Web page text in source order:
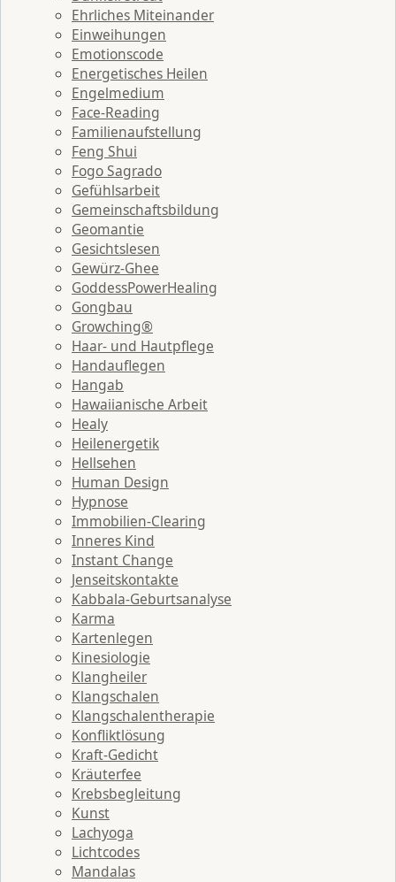
Ehrliches Miteinander
Einweihungen
Emotionscode
Energetisches Heilen
Engelmedium
Face-Reading
Familienaufstellung
Feng Shui
Fogo Sagrado
Gefühlsarbeit
Gemeinschaftsbildung
Geomantie
Gesichtslesen
Gewürz-Ghee
GoddessPowerHealing
Gongbau
Growching®
Haar- und Hautpflege
Handauflegen
Hangab
Hawaiianische Arbeit
Healy
Heilenergetik
Hellsehen
Human Design
Hypnose
Immobilien-Clearing
Inneres Kind
Instant Change
Jenseitskontakte
Kabbala-Geburtsanalyse
Karma
Kartenlegen
Kinesiologie
Klangheiler
Klangschalen
Klangschalentherapie
Konfliktlösung
Kraft-Gedicht
Kräuterfee
Krebsbegleitung
Kunst
Lachyoga
Lichtcodes
Mandalas